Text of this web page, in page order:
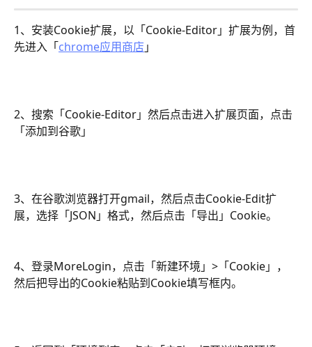
1、安装Cookie扩展，以「Cookie-Editor」扩展为例，首
先进入「chrome应用商店 」
2、搜索「Cookie-Editor」然后点击进入扩展页面，点击
「添加到谷歌」
3、在谷歌浏览器打开gmail，然后点击Cookie-Edit扩
展，选择「JSON」格式，然后点击「导出」Cookie。
4、登录MoreLogin，点击「新建环境」>「Cookie」，
然后把导出的Cookie粘贴到Cookie填写框内。